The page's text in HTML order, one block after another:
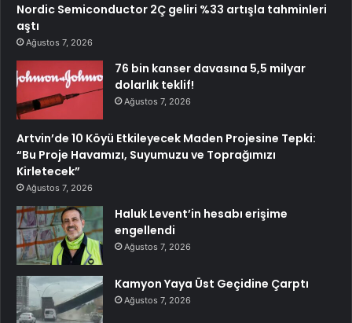
Nordic Semiconductor 2Ç geliri %33 artışla tahminleri
aştı
Ağustos 7, 2026
76 bin kanser davasına 5,5 milyar
dolarlık teklif!
Ağustos 7, 2026
Artvin’de 10 Köyü Etkileyecek Maden Projesine Tepki:
“Bu Proje Havamızı, Suyumuzu ve Toprağımızı
Kirletecek”
Ağustos 7, 2026
Haluk Levent’in hesabı erişime
engellendi
Ağustos 7, 2026
Kamyon Yaya Üst Geçidine Çarptı
Ağustos 7, 2026